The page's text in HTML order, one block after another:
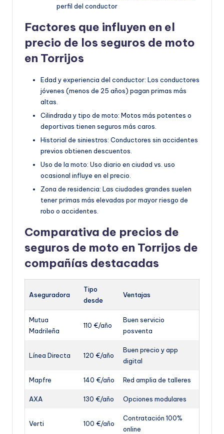
perfil del conductor
Factores que influyen en el
precio de los seguros de moto
en Torrijos
Edad y experiencia del conductor: Los conductores
jóvenes (menos de 25 años) pagan primas más
altas.
Cilindrada y tipo de moto: Motos más potentes o
deportivas tienen seguros más caros.
Historial de siniestros: Conductores sin accidentes
previos obtienen descuentos.
Uso de la moto: Uso diario en ciudad vs. uso
ocasional influye en el precio.
Zona de residencia: Las ciudades grandes suelen
tener primas más elevadas por mayor riesgo de
robo o accidentes.
Comparativa de precios de
seguros de moto en Torrijos de
compañías destacadas
Aseguradora
Tipo
desde
Ventajas
Mutua
Madrileña
110 €/año
Buen servicio
posventa
Línea Directa 120 €/año
Buen precio y app
digital
Mapfre 140 €/año Red amplia de talleres
AXA 130 €/año Opciones modulares
Verti 100 €/año
Contratación 100%
online